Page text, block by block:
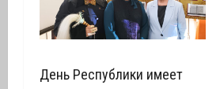
День Республики имеет